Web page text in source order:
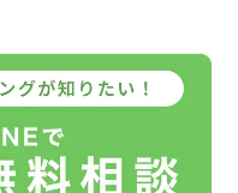
ート
ボックスをプレゼント